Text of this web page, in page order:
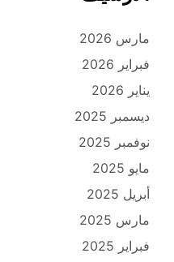
مارس 2026
فبراير 2026
يناير 2026
ديسمبر 2025
نوفمبر 2025
مايو 2025
أبريل 2025
مارس 2025
فبراير 2025